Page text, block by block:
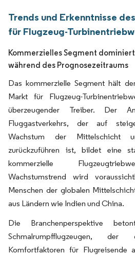
Trends und Erkenntnisse
für Flugzeug-
Kommerzielles Segment
während des Prognosezeitraums
Das kommerzielle Segment hält
Markt für Flugzeug-
überzeugender Treiber. Der
Fluggastverkehrs, der auf
Wachstum der Mittelschicht
zurückzuführen ist, bildet eine
kommerzielle
Wachstumstrend wird
Menschen der globalen
aus Ländern wie Indien und China.
Die Branchenperspektive
Schmalrumpfflugzeugen,
Komfortfaktoren für Flugreisende